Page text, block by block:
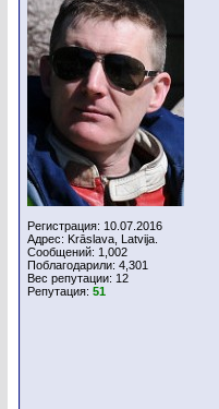
Регистрация: 10.07.2016
Адрес: Krāslava, Latvija.
Сообщений: 1,002
Поблагодарили: 4,301
Вес репутации: 12
Репутация: 51